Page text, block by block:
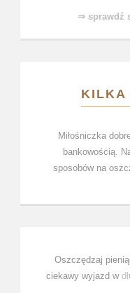
⇒ sprawdź
KILKA
Miłośniczka
bankowością.
sposobów na
Oszczędzaj
ciekawy wyjazd w